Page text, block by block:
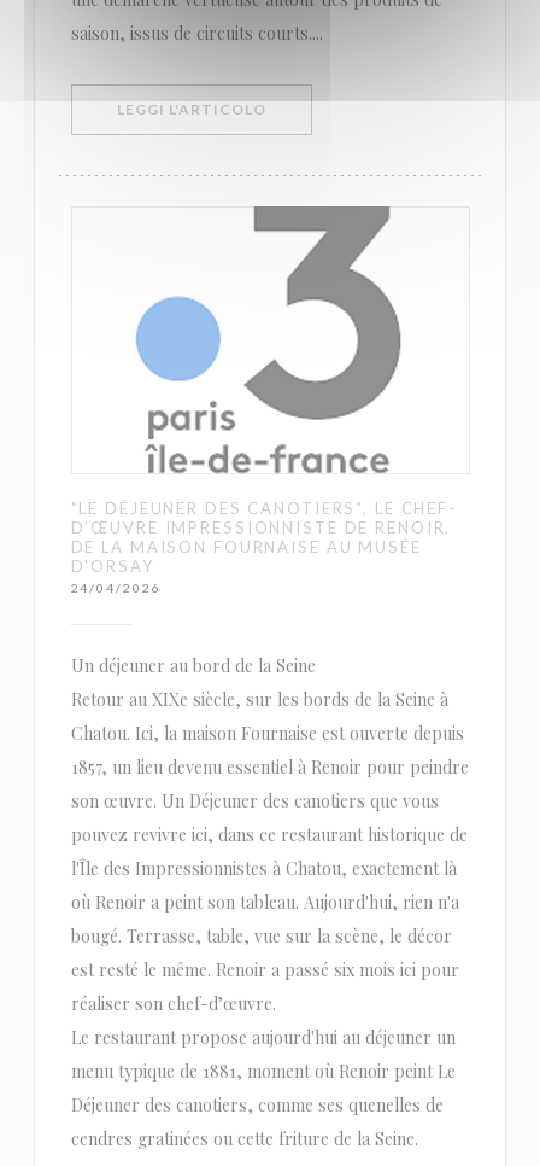
saison, issus de circuits courts....
LEGGI L'ARTICOLO((APRE UNA NUOVA FINESTRA))
"LE DÉJEUNER DES CANOTIERS", LE CHEF-
D’ŒUVRE IMPRESSIONNISTE DE RENOIR,
DE LA MAISON FOURNAISE AU MUSÉE
D'ORSAY
24/04/2026
Un déjeuner au bord de la Seine
Retour au XIXe siècle, sur les bords de la Seine à
Chatou. Ici, la maison Fournaise est ouverte depuis
1857, un lieu devenu essentiel à Renoir pour peindre
son œuvre. Un Déjeuner des canotiers que vous
pouvez revivre ici, dans ce restaurant historique de
l'Île des Impressionnistes à Chatou, exactement là
où Renoir a peint son tableau. Aujourd'hui, rien n'a
bougé. Terrasse, table, vue sur la scène, le décor
est resté le même. Renoir a passé six mois ici pour
réaliser son chef-d’œuvre.
Le restaurant propose aujourd'hui au déjeuner un
menu typique de 1881, moment où Renoir peint Le
Déjeuner des canotiers, comme ses quenelles de
cendres gratinées ou cette friture de la Seine.